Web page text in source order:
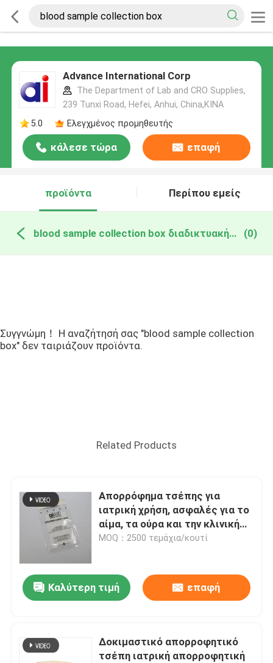
Advance International Corp
The Department of Lab and CRO Supplies,
239 Tunxi Road, Hefei, Anhui, China,ΚΙΝΑ
5.0
Ελεγχμένος προμηθευτής
κάλεσε τώρα επαφή
προϊόντα Περίπου εμείς
blood sample collection box διαδικτυακή κατασκευή (0)
Συγγνώμη！ Η αναζήτησή σας "blood sample collection
box" δεν ταιριάζουν προϊόντα.
Related Products
Απορρόφημα τσέπης για
ιατρική χρήση, ασφαλές για το
αίμα, τα ούρα και την κλινική
μεταφορά δειγμάτων σε
MOQ：2500 τεμάχια/κουτί
Καλύτερη τιμή επαφή
Δοκιμαστικό απορροφητικό
τσέπη ιατρική απορροφητική